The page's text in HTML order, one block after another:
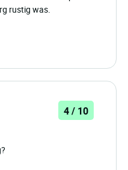
rustig was.
4 / 10